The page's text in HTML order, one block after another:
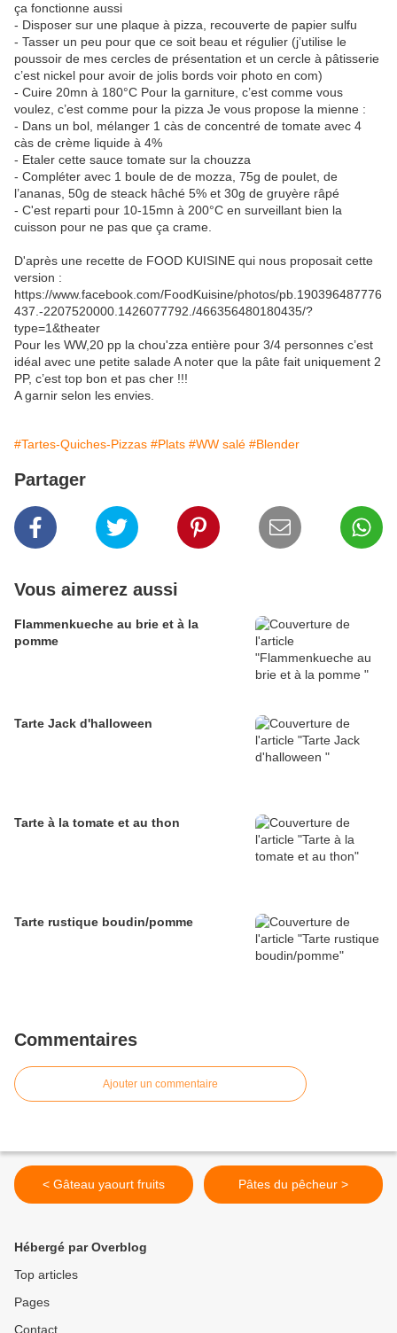
ça fonctionne aussi
- Disposer sur une plaque à pizza, recouverte de papier sulfu
- Tasser un peu pour que ce soit beau et régulier (j’utilise le
poussoir de mes cercles de présentation et un cercle à pâtisserie
c’est nickel pour avoir de jolis bords voir photo en com)
- Cuire 20mn à 180°C Pour la garniture, c’est comme vous
voulez, c’est comme pour la pizza Je vous propose la mienne :
- Dans un bol, mélanger 1 càs de concentré de tomate avec 4
càs de crème liquide à 4%
- Etaler cette sauce tomate sur la chouzza
- Compléter avec 1 boule de de mozza, 75g de poulet, de
l’ananas, 50g de steack hâché 5% et 30g de gruyère râpé
- C'est reparti pour 10-15mn à 200°C en surveillant bien la
cuisson pour ne pas que ça crame.
D'après une recette de FOOD KUISINE qui nous proposait cette
version :
https://www.facebook.com/FoodKuisine/photos/pb.190396487776
437.-2207520000.1426077792./466356480180435/?
type=1&theater
Pour les WW,20 pp la chou'zza entière pour 3/4 personnes c’est
idéal avec une petite salade A noter que la pâte fait uniquement 2
PP, c’est top bon et pas cher !!!
A garnir selon les envies.
#Tartes-Quiches-Pizzas #Plats #WW salé #Blender
Partager
Vous aimerez aussi
Flammenkueche au brie et à la
pomme
Tarte Jack d'halloween
Tarte à la tomate et au thon
Tarte rustique boudin/pomme
Commentaires
Ajouter un commentaire
< Gâteau yaourt fruits Pâtes du pêcheur >
Hébergé par Overblog
Top articles
Pages
Contact